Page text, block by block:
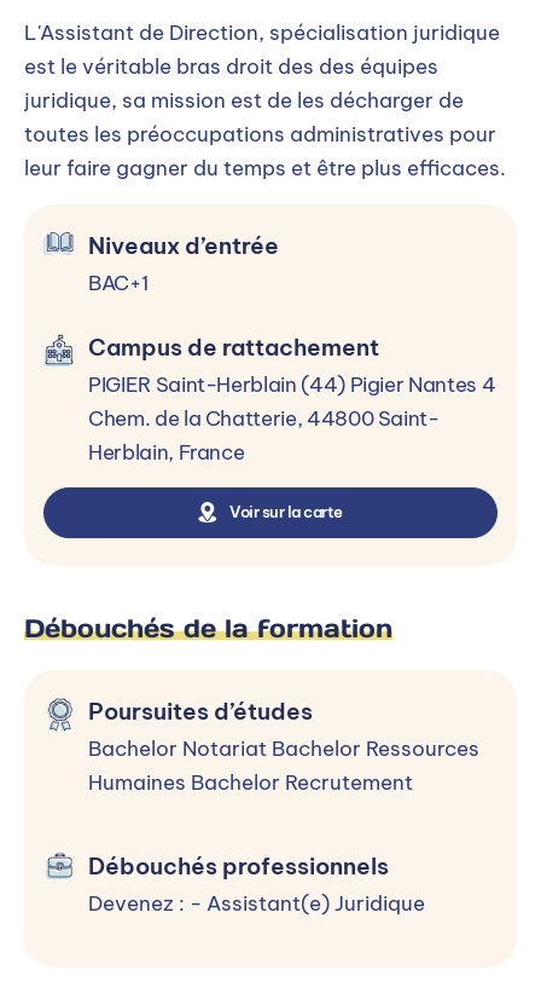
L'Assistant de Direction, spécialisation juridique
est le véritable bras droit des des équipes
juridique, sa mission est de les décharger de
toutes les préoccupations administratives pour
leur faire gagner du temps et être plus efficaces.
Niveaux d’entrée
BAC+1
Campus de rattachement
PIGIER Saint-Herblain (44) Pigier Nantes 4
Chem. de la Chatterie, 44800 Saint-
Herblain, France
Voir sur la carte
Débouchés de la formation
Poursuites d’études
Bachelor Notariat Bachelor Ressources
Humaines Bachelor Recrutement
Débouchés professionnels
Devenez : - Assistant(e) Juridique
Droit de la consommation
Droit pénal
Droit du travail
Organisation judiciaire : les acteurs du procès
Compétences des juridictions
Procès : le déclenchement de l’action de
justice
Les voies de recours : nouvel examen du
procès
Les nouveaux modes de résolution des
Organisation administrative et gestion du
Acquisition des techniques professionnelles
Travail collaboratif et outils de bureautique
Communication interne et externe
Rédaction web et réseaux sociaux